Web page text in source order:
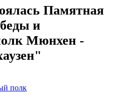
Памятная
и
Мюнхен -
полк